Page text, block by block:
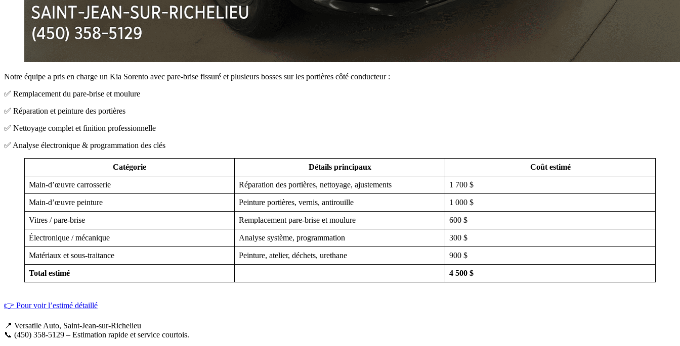
Notre équipe a pris en charge un Kia Sorento avec pare-brise fissuré et plusieurs bosses sur les portières côté conducteur :
✅ Remplacement du pare-brise et moulure
✅ Réparation et peinture des portières
✅ Nettoyage complet et finition professionnelle
✅ Analyse électronique & programmation des clés
Catégorie Détails principaux Coût estimé
Main-d’œuvre carrosserie Réparation des portières, nettoyage, ajustements 1 700 $
Main-d’œuvre peinture Peinture portières, vernis, antirouille 1 000 $
Vitres / pare-brise Remplacement pare-brise et moulure 600 $
Électronique / mécanique Analyse système, programmation 300 $
Matériaux et sous-traitance Peinture, atelier, déchets, urethane 900 $
Total estimé 4 500 $
👉 Pour voir l’estimé détaillé
📍 Versatile Auto, Saint-Jean-sur-Richelieu
📞 (450) 358-5129 – Estimation rapide et service courtois.